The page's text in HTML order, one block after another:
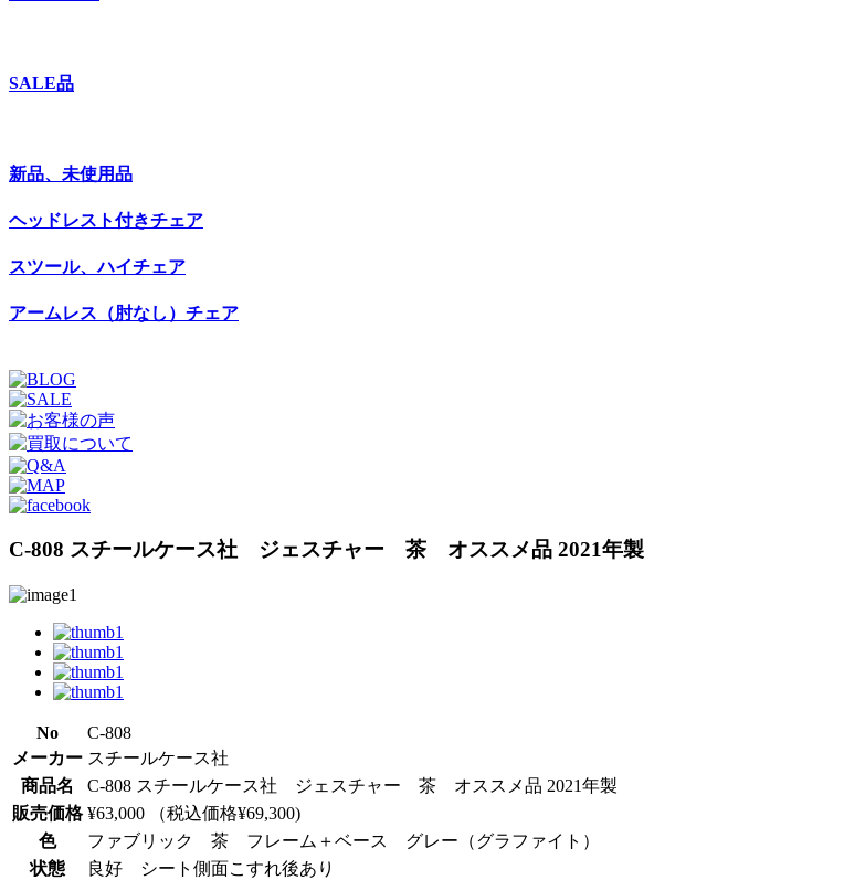
SALE品
新品、未使用品
ヘッドレスト付きチェア
スツール、ハイチェア
アームレス（肘なし）チェア
C-808 スチールケース社 ジェスチャー 茶 オススメ品 2021年製
No
C-808
メーカー スチールケース社
商品名
C-808 スチールケース社 ジェスチャー 茶 オススメ品 2021年製
販売価格 ¥63,000 （税込価格¥69,300)
色
ファブリック 茶 フレーム＋ベース グレー（グラファイト）
状態
良好 シート側面こすれ後あり